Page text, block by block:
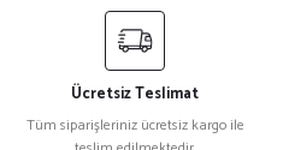
Ücretsiz Teslimat
Tüm siparişleriniz ücretsiz kargo ile